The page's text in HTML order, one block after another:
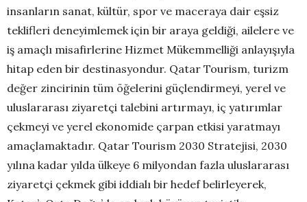
insanların sanat, kültür, spor ve maceraya dair eşsiz
teklifleri deneyimlemek için bir araya geldiği, ailelere ve
iş amaçlı misafirlerine Hizmet Mükemmelliği anlayışıyla
hitap eden bir destinasyondur. Qatar Tourism, turizm
değer zincirinin tüm öğelerini güçlendirmeyi, yerel ve
uluslararası ziyaretçi talebini artırmayı, iç yatırımlar
çekmeyi ve yerel ekonomide çarpan etkisi yaratmayı
amaçlamaktadır. Qatar Tourism 2030 Stratejisi, 2030
yılına kadar yılda ülkeye 6 milyondan fazla uluslararası
ziyaretçi çekmek gibi iddialı bir hedef belirleyerek,